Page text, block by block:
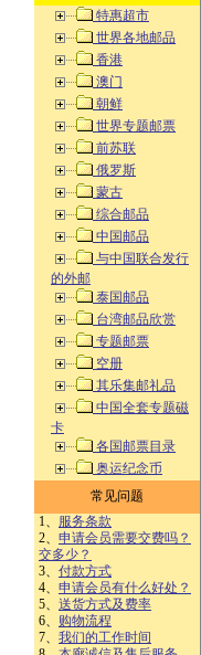
特惠超市
世界各地邮品
香港
澳门
朝鲜
世界专题邮票
前苏联
俄罗斯
蒙古
综合邮品
中国邮品
与中国联合发行
的外邮
泰国邮品
台湾邮品欣赏
专题邮票
空册
其乐集邮礼品
中国全套专题磁
卡
各国邮票目录
奥运纪念币
常见问题
1、 服务条款
2、 申请会员需要交费吗？
交多少？
3、 付款方式
4、 申请会员有什么好处？
5、 送货方式及费率
6、 购物流程
7、 我们的工作时间